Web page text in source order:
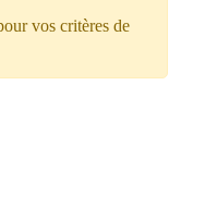
vos critères de